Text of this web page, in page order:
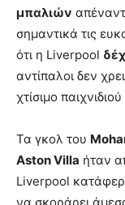
μπαλιών
σημαντικά τις
ότι η Liverpool
αντίπαλοι δεν
χτίσιμο
Τα γκολ του
Aston Villa ήταν
Liverpool
να σκοράρει